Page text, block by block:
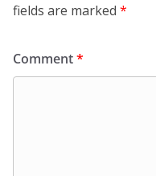
fields are marked *
Comment*